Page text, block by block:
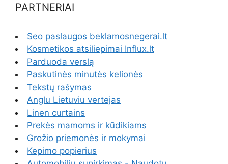
PARTNERIAI
Seo paslaugos beklamosnegerai.lt
Kosmetikos atsiliepimai Influx.lt
Parduoda verslą
Paskutinės minutės kelionės
Tekstų rašymas
Anglu Lietuviu vertejas
Linen curtains
Prekės mamoms ir kūdikiams
Grožio priemonės ir mokymai
Kepimo popierius